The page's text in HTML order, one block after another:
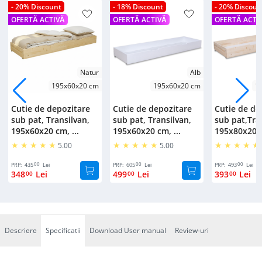
- 20% Discount
OFERTĂ ACTIVĂ
Natur
195x60x20 cm
Cutie de depozitare
sub pat, Transilvan,
195x60x20 cm, ...
5.00
PRP: 43500 Lei
34800 Lei
- 18% Discount
OFERTĂ ACTIVĂ
Alb
195x60x20 cm
Cutie de depozitare
sub pat, Transilvan,
195x60x20 cm, ...
5.00
PRP: 60500 Lei
49900 Lei
- 20%
OFERTĂ
Cutie de
sub
195x80x20
PRP: 49300 Lei
39300 Lei
Descriere Specificatii Download User manual Review-uri